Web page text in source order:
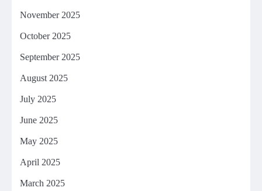
November 2025
October 2025
September 2025
August 2025
July 2025
June 2025
May 2025
April 2025
March 2025